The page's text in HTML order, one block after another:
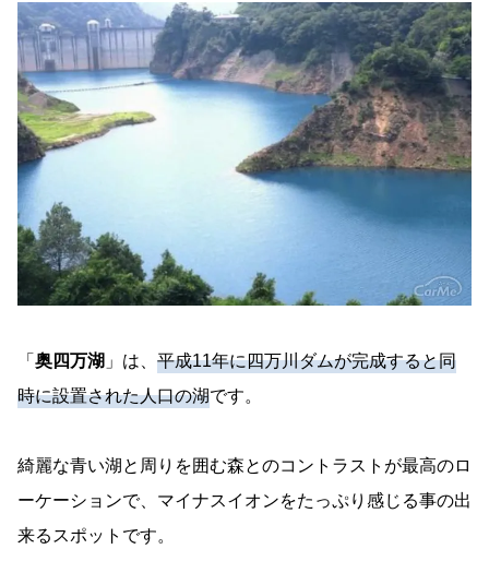
「 奥四万湖 」は、 平成11年に四万川ダムが完成すると同
時に設置された人口の湖です。
綺麗な青い湖と周りを囲む森とのコントラストが最高のロ
ーケーションで、マイナスイオンをたっぷり感じる事の出
来るスポットです。